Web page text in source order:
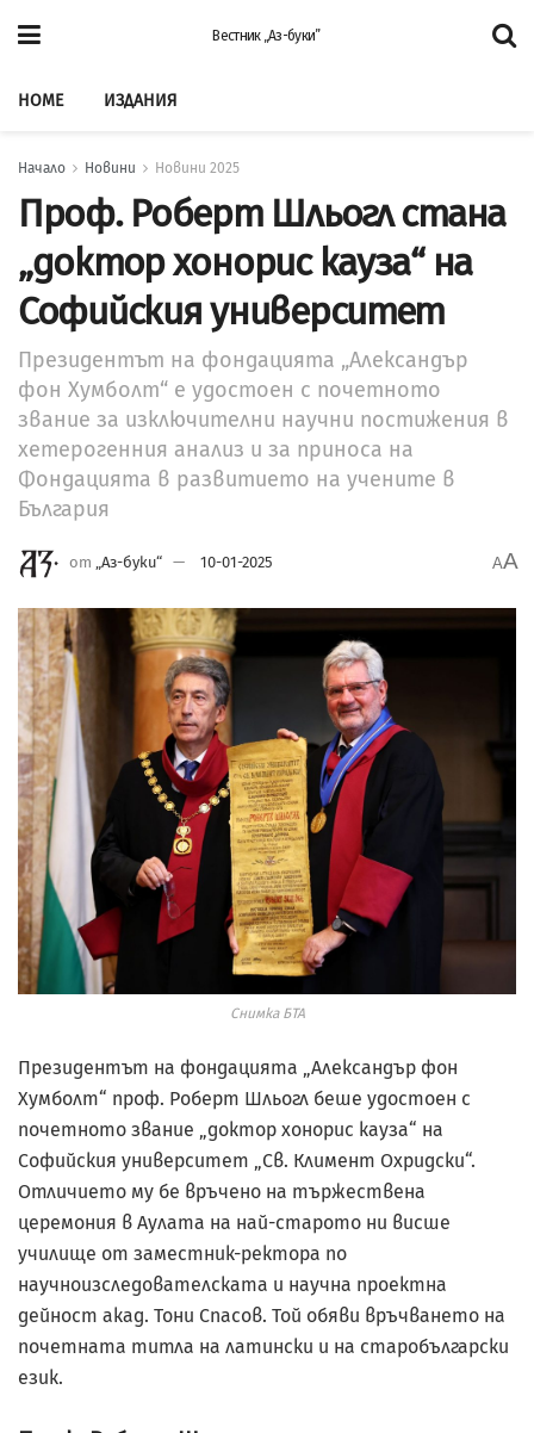
Вестник „Аз-буки”
HOME ИЗДАНИЯ
Начало Новини Новини 2025
Проф. Роберт Шльогл стана
„доктор хонорис кауза“ на
Софийския университет
Президентът на фондацията „Александър
фон Хумболт“ е удостоен с почетното
звание за изключителни научни постижения в
хетерогенния анализ и за приноса на
Фондацията в развитието на учените в
България
от „Аз-буки“ 10-01-2025 AA
Снимка БТА
Президентът на фондацията „Александър фон
Хумболт“ проф. Роберт Шльогл беше удостоен с
почетното звание „доктор хонорис кауза“ на
Софийския университет „Св. Климент Охридски“.
Отличието му бе връчено на тържествена
церемония в Аулата на най-старото ни висше
училище от заместник-ректора по
научноизследователската и научна проектна
дейност акад. Тони Спасов. Той обяви връчването на
почетната титла на латински и на старобългарски
език.